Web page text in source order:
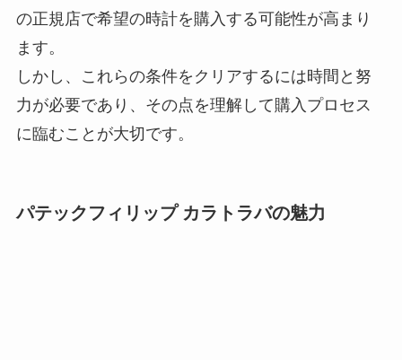
の正規店で希望の時計を購入する可能性が高まり
ます。
しかし、これらの条件をクリアするには時間と努
力が必要であり、その点を理解して購入プロセス
に臨むことが大切です。
パテックフィリップ カラトラバの魅力